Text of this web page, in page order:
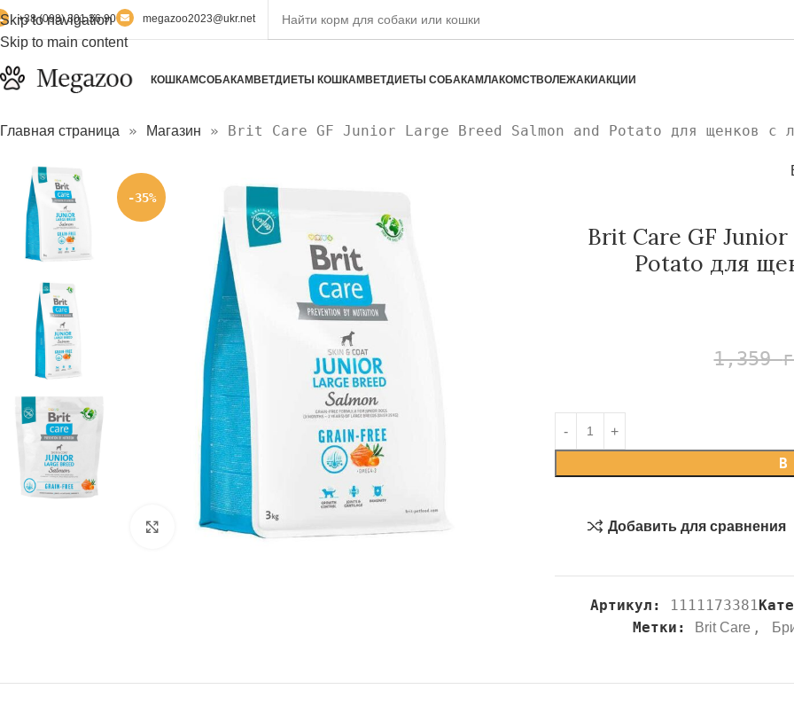
Skip to navigation
Skip to main content
+38 (098) 301 36 90 megazoo2023@ukr.net
КОШКАМСОБАКАМ ВЕТДИЕТЫ КОШКАМ ВЕТДИЕТЫ СОБАКАМЛАКОМСТВОЛЕЖАКИАКЦИИ
Главная страница » Магазин » Brit Care GF Junior Large Breed Salmon and Potato для щенков с
-35%
Нажмите, чтобы увеличить
Brit Care GF
Potato для
1,359
В
Добавить для сравнения
Артикул: 1111173381
Метки: Brit Care ,